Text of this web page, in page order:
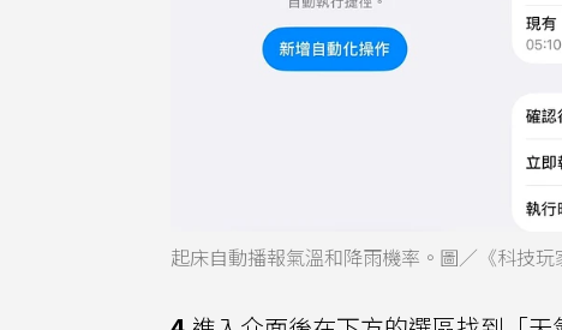
起床自動播報氣溫和降雨機率。圖／《科技玩